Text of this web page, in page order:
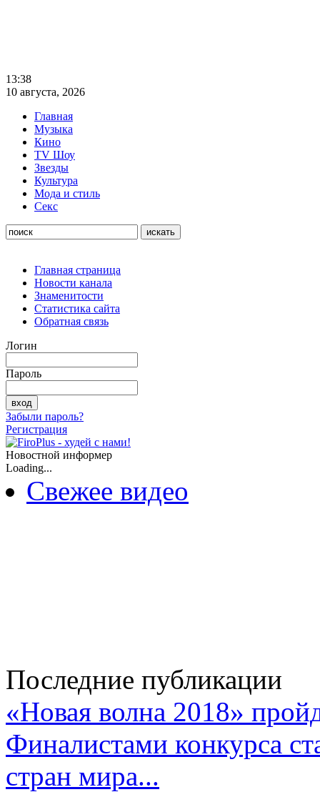
13:38
10 августа, 2026
Главная
Музыка
Кино
TV Шоу
Звезды
Культура
Мода и стиль
Секс
Главная страница
Новости канала
Знаменитости
Статистика сайта
Обратная связь
Логин
Пароль
Забыли пароль?
Регистрация
Новостной информер
Loading...
Свежее видео
Последние публикации
«Новая волна 2018»
Финалистами конкурса
стран мира...